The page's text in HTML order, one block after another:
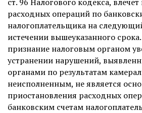
расходных операций по
налогоплательщика на
истечении вышеуказанного
признание налоговым органом
устранении нарушений,
органами по результатам
неисполненным, не является
приостановления расходных
банковским счетам